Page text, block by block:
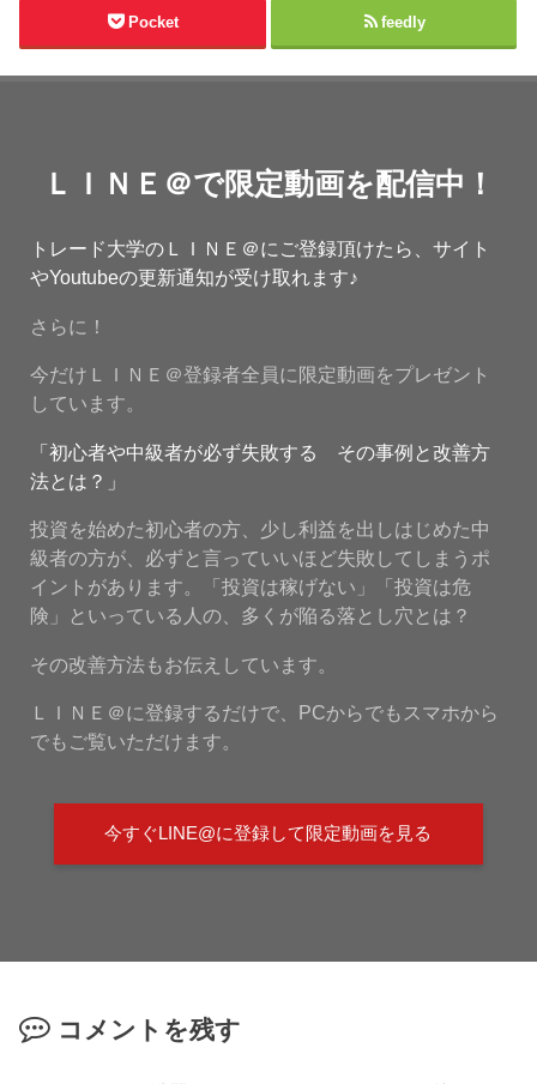
Pocket feedly
ＬＩＮＥ＠で限定動画を配信中！
トレード大学のＬＩＮＥ＠にご登録頂けたら、サイト
やYoutubeの更新通知が受け取れます♪
さらに！
今だけＬＩＮＥ＠登録者全員に限定動画をプレゼント
しています。
「初心者や中級者が必ず失敗する その事例と改善方
法とは？」
投資を始めた初心者の方、少し利益を出しはじめた中
級者の方が、必ずと言っていいほど失敗してしまうポ
イントがあります。「投資は稼げない」「投資は危
険」といっている人の、多くが陥る落とし穴とは？
その改善方法もお伝えしています。
ＬＩＮＥ＠に登録するだけで、PCからでもスマホから
でもご覧いただけます。
今すぐLINE@に登録して限定動画を見る
コメントを残す